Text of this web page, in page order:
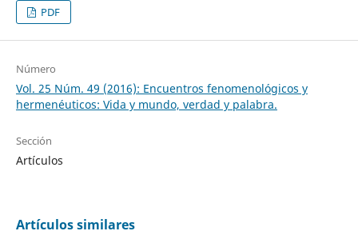
PDF
Número
Vol. 25 Núm. 49 (2016): Encuentros fenomenológicos y
hermenéuticos: Vida y mundo, verdad y palabra.
Sección
Artículos
Artículos similares